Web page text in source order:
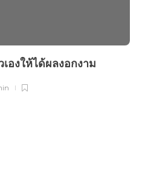
องให้ได้ผลงอกงาม